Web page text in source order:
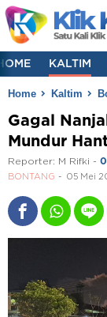
KALTIM
Home Kaltim
Gagal
Mundur
Reporter: M Rifki -
BONTANG 05 Mei